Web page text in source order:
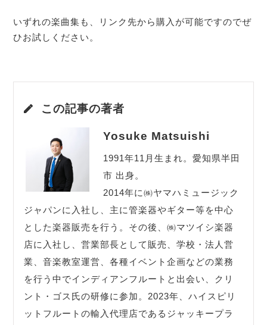
いずれの楽曲集も、リンク先から購入が可能ですのでぜ
ひお試しください。
この記事の著者
Yosuke Matsuishi
1991年11月生まれ。愛知県半田
市 出身。
2014年に㈱ヤマハミュージック
ジャパンに入社し、主に管楽器やギター等を中心
とした楽器販売を行う。その後、㈱マツイシ楽器
店に入社し、営業部長として販売、学校・法人営
業、音楽教室運営、各種イベント企画などの業務
を行う中でインディアンフルートと出会い、クリ
ント・ゴス氏の研修に参加。2023年、ハイスピリ
ットフルートの輸入代理店であるジャッキープラ